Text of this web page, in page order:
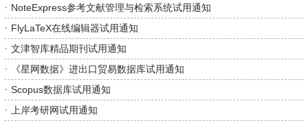
NoteExpress参考文献管理与检索系统试用通知
FlyLaTeX在线编辑器试用通知
文津智库精品期刊试用通知
《星网数据》进出口贸易数据库试用通知
Scopus数据库试用通知
上岸考研网试用通知